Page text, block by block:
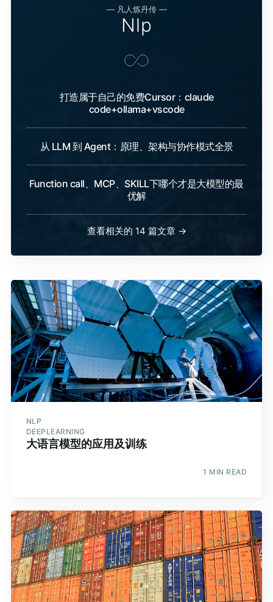
— 凡人炼丹传 —
Nlp
打造属于自己的免费Cursor：claude
code+ollama+vscode
从 LLM 到 Agent：原理、架构与协作模式全景
Function call、MCP、SKILL下哪个才是大模型的最
优解
查看相关的 14 篇文章 →
NLP
DEEPLEARNING
大语言模型的应用及训练
1 MIN READ